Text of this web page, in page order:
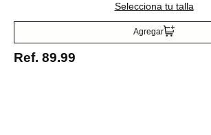
Selecciona tu talla
Agregar
Ref. 89.99
Acepto la política de tratamiento de datos personales